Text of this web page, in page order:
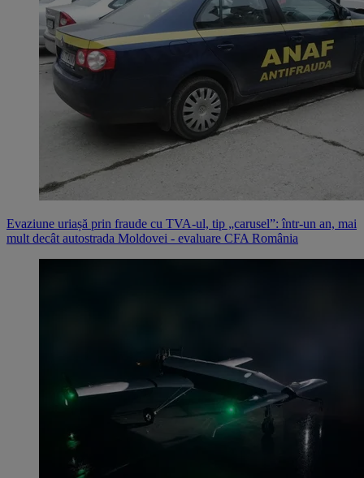
Evaziune uriașă prin fraude cu TVA-ul, tip „carusel”: într-un an, mai
mult decât autostrada Moldovei - evaluare CFA România